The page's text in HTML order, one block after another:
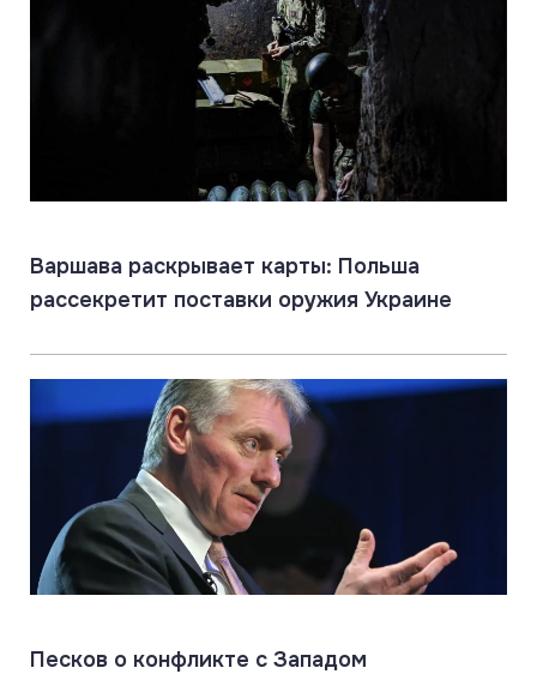
Варшава раскрывает карты: Польша
рассекретит поставки оружия Украине
Песков о конфликте с Западом